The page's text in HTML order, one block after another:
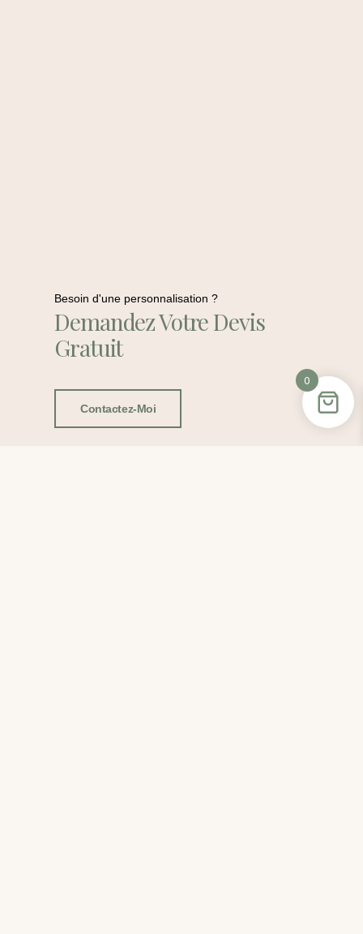
Besoin d'une personnalisation ?
Demandez Votre Devis
Gratuit
Contactez-Moi
0